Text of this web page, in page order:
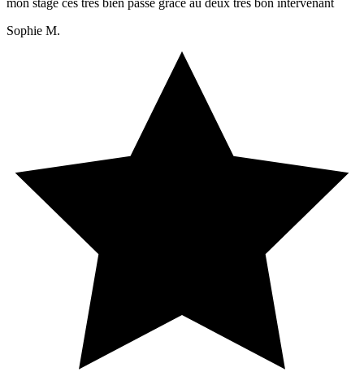
mon stage ces très bien passe grâce au deux très bon intervenant
Sophie M.